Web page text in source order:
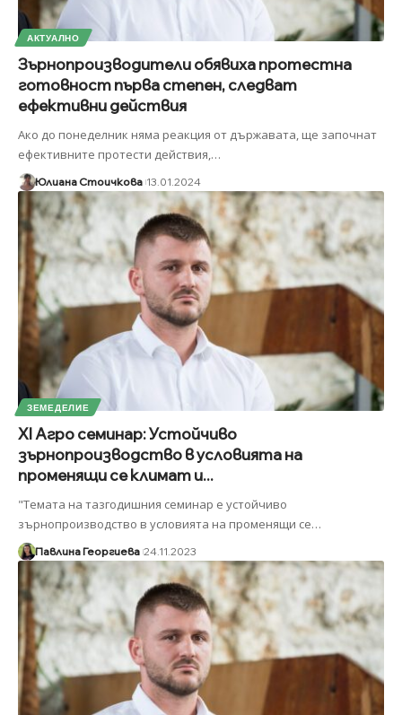
АКТУАЛНО
Зърнопроизводители обявиха протестна
готовност първа степен, следват
ефективни действия
Ако до понеделник няма реакция от държавата, ще започнат
ефективните протести действия,…
Юлиана Стоичкова 13.01.2024
ЗЕМЕДЕЛИЕ
XI Агро семинар: Устойчиво
зърнопроизводство в условията на
променящи се климат и...
"Темата на тазгодишния семинар е устойчиво
зърнопроизводство в условията на променящи се…
Павлина Георгиева 24.11.2023